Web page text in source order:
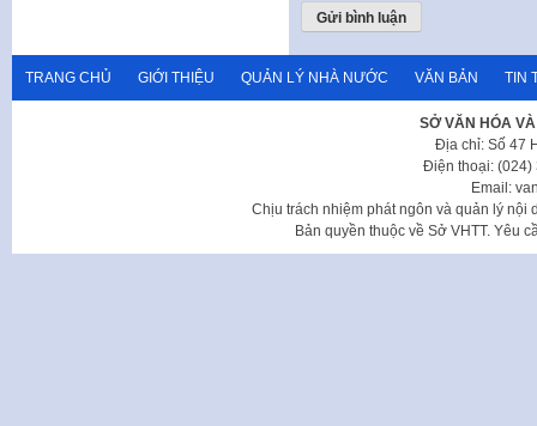
TRANG CHỦ GIỚI THIỆU QUẢN LÝ NHÀ NƯỚC VĂN BẢN TIN
SỞ VĂN HÓA
Địa chỉ: Số 47
Điện thoại: (024)
Email:
Chịu trách nhiệm phát ngôn và quản lý nội
Bản quyền thuộc về Sở VHTT. Yêu